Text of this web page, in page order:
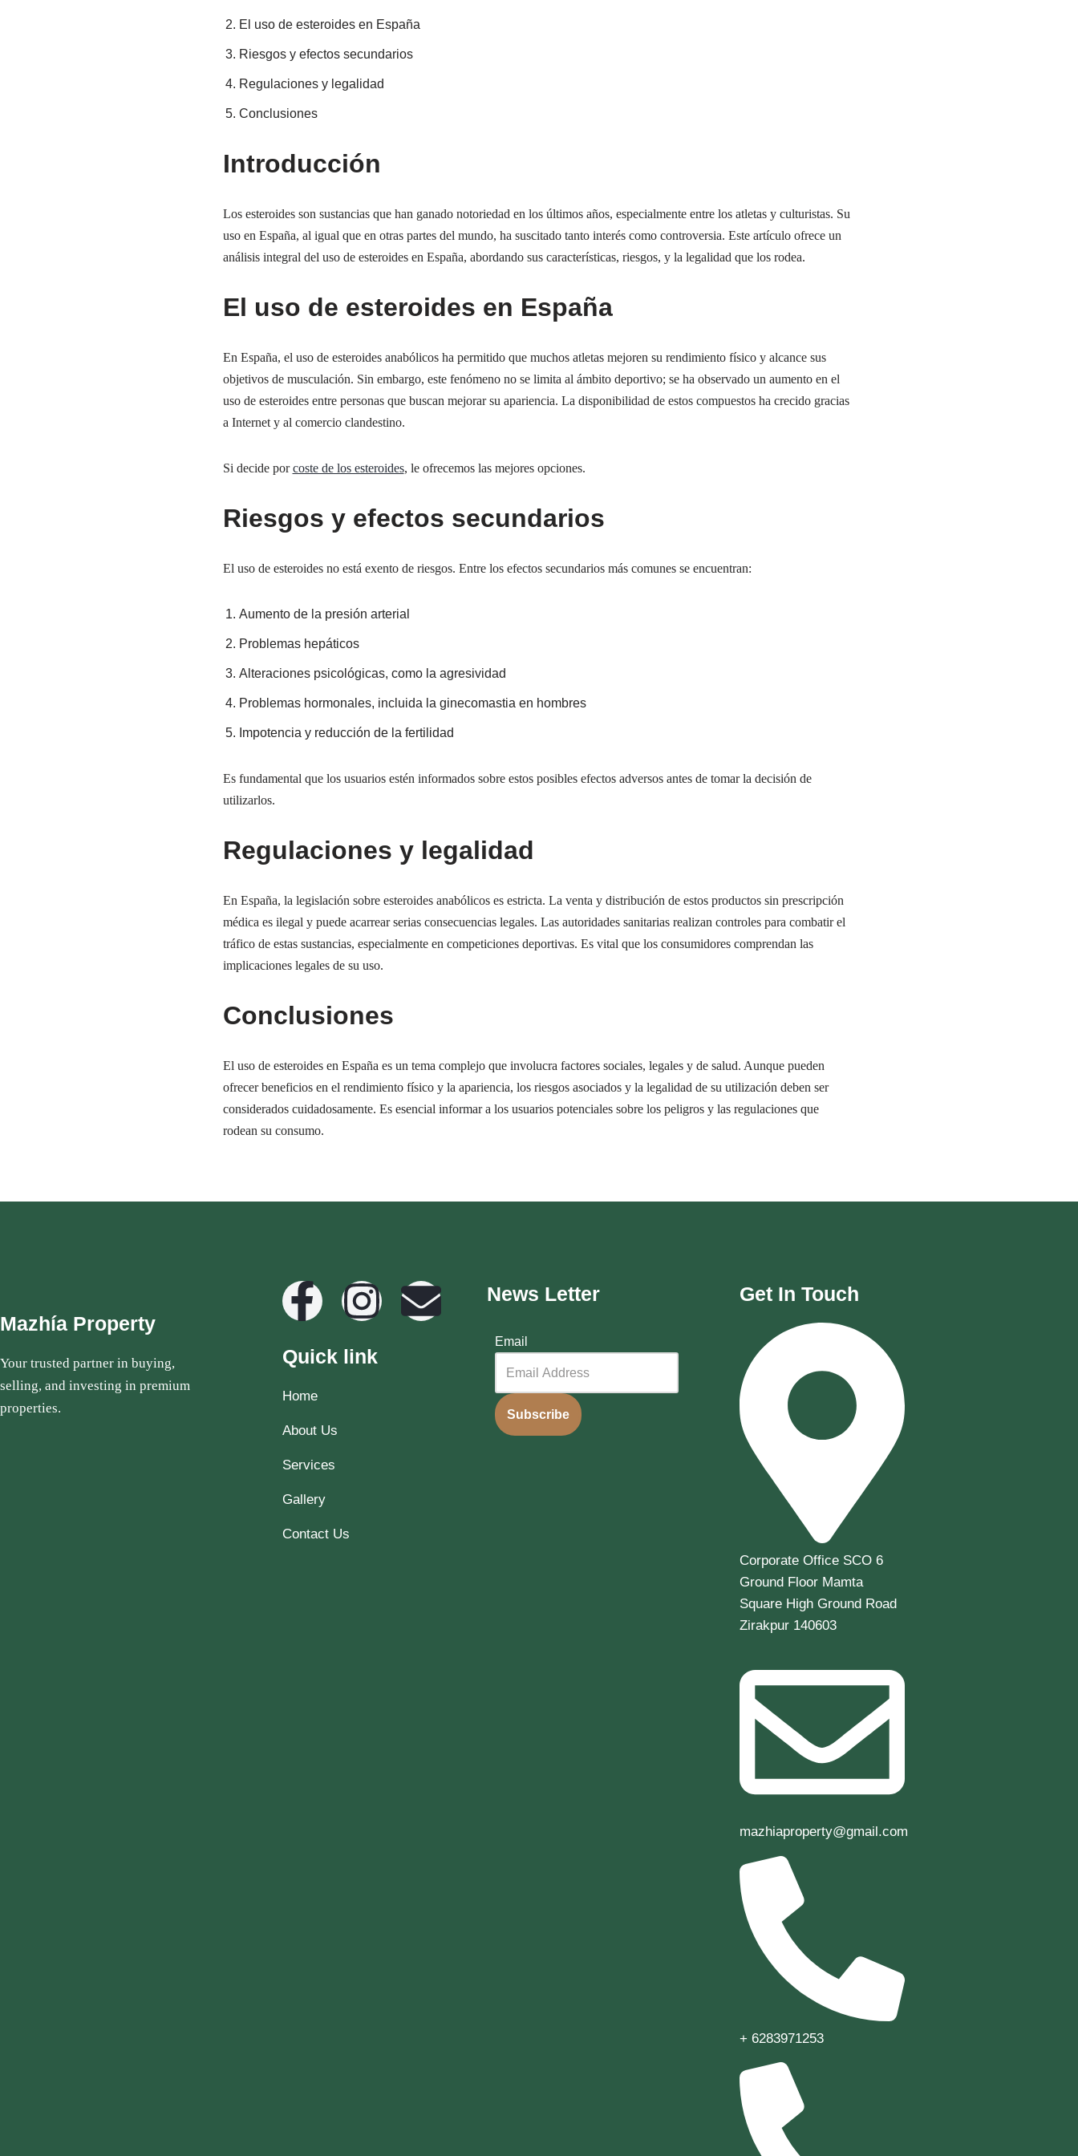
El uso de esteroides en España
Riesgos y efectos secundarios
Regulaciones y legalidad
Conclusiones
Introducción
Los esteroides son sustancias que han ganado notoriedad en los últimos años, especialmente entre los atletas y culturistas. Su
uso en España, al igual que en otras partes del mundo, ha suscitado tanto interés como controversia. Este artículo ofrece un
análisis integral del uso de esteroides en España, abordando sus características, riesgos, y la legalidad que los rodea.
El uso de esteroides en España
En España, el uso de esteroides anabólicos ha permitido que muchos atletas mejoren su rendimiento físico y alcance sus
objetivos de musculación. Sin embargo, este fenómeno no se limita al ámbito deportivo; se ha observado un aumento en el
uso de esteroides entre personas que buscan mejorar su apariencia. La disponibilidad de estos compuestos ha crecido gracias
a Internet y al comercio clandestino.
Si decide porcoste de los esteroides, le ofrecemos las mejores opciones.
Riesgos y efectos secundarios
El uso de esteroides no está exento de riesgos. Entre los efectos secundarios más comunes se encuentran:
Aumento de la presión arterial
Problemas hepáticos
Alteraciones psicológicas, como la agresividad
Problemas hormonales, incluida la ginecomastia en hombres
Impotencia y reducción de la fertilidad
Es fundamental que los usuarios estén informados sobre estos posibles efectos adversos antes de tomar la decisión de
utilizarlos.
Regulaciones y legalidad
En España, la legislación sobre esteroides anabólicos es estricta. La venta y distribución de estos productos sin prescripción
médica es ilegal y puede acarrear serias consecuencias legales. Las autoridades sanitarias realizan controles para combatir el
tráfico de estas sustancias, especialmente en competiciones deportivas. Es vital que los consumidores comprendan las
implicaciones legales de su uso.
Conclusiones
El uso de esteroides en España es un tema complejo que involucra factores sociales, legales y de salud. Aunque pueden
ofrecer beneficios en el rendimiento físico y la apariencia, los riesgos asociados y la legalidad de su utilización deben ser
considerados cuidadosamente. Es esencial informar a los usuarios potenciales sobre los peligros y las regulaciones que
rodean su consumo.
Mazhía Property
Your trusted partner in buying,
selling, and investing in premium
properties.
Quick link
Home
About Us
Services
Gallery
Contact Us
News Letter
Email
Subscribe
Get In Touch
Corporate Office SCO 6
Ground Floor Mamta
Square High Ground Road
Zirakpur 140603
mazhiaproperty@gmail.com
+ 6283971253